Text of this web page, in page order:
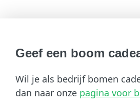
Geef een boom
Wil je als bedrijf bomen
dan naar onze pagina voor